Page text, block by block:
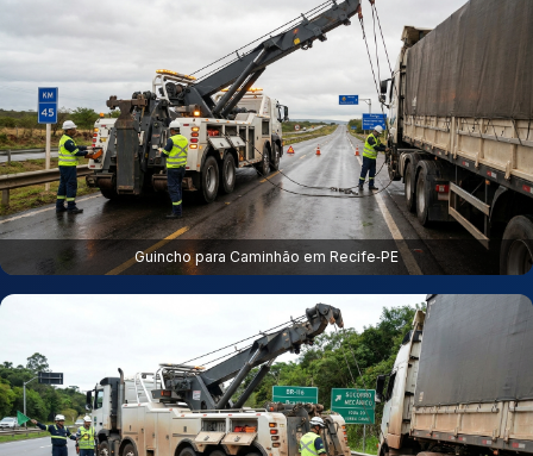
Guincho para Caminhão em Recife‑PE